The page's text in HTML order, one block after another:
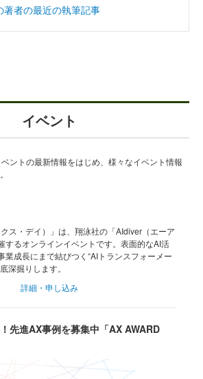
著者の最近の執筆記事
イベント
ベントの最新情報をはじめ、様々なイベント情報
クス・デイ）」は、翔泳社の「AIdiver（エーア
するオンラインイベントです。表面的なAI活
業成長にまで結びつく“AIトランスフォーメー
深掘りします。
詳細・申し込み
先進AX事例を募集中「AX AWARD